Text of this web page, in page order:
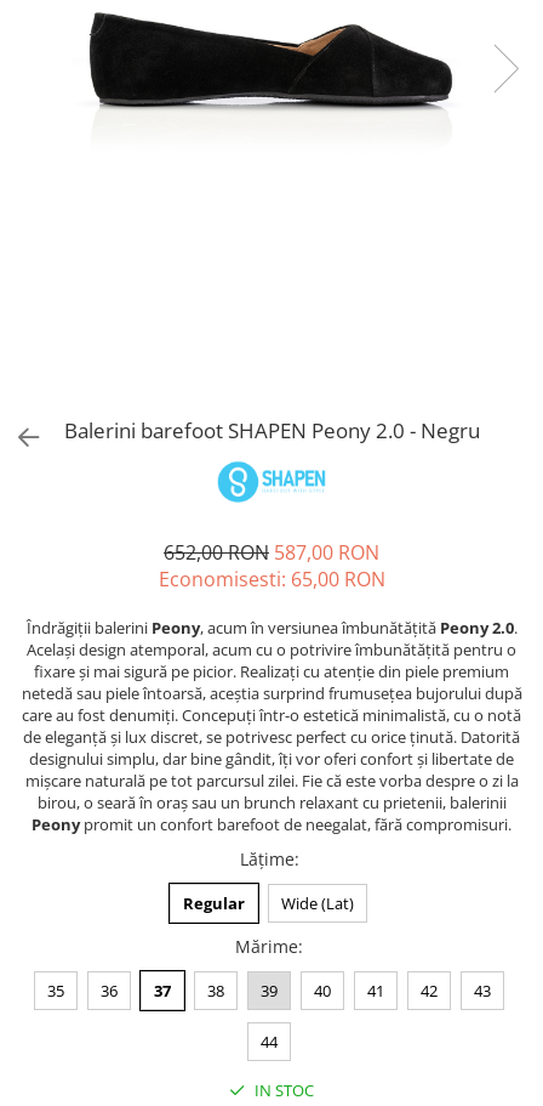
Șosete-pantofi
Reduceri
Reduceri
Balerini barefoot SHAPEN Peony 2.0 - Negru
652,00 RON 587,00 RON
Economisesti: 65,00 RON
Îndrăgiții balerini Peony, acum în versiunea îmbunătățită Peony2.0.
Același design atemporal, acum cu o potrivire îmbunătățită pentru o
fixare și mai sigură pe picior. Realizați cu atenție din piele premium
netedă sau piele întoarsă, aceștia surprind frumusețea bujorului după
care au fost denumiți. Concepuți într-o estetică minimalistă, cu o notă
de eleganță și lux discret, se potrivesc perfect cu orice ținută. Datorită
designului simplu, dar bine gândit, îți vor oferi confort și libertate de
mișcare naturală pe tot parcursul zilei. Fie că este vorba despre o zi la
birou, o seară în oraș sau un brunch relaxant cu prietenii, balerinii
Peonypromit un confort barefoot de neegalat, fără compromisuri.
Lățime:
Regular Wide (Lat)
Mărime:
35 36 37 38 39 40 41 42 43
44
IN STOC